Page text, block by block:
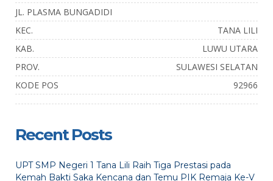
JL. PLASMA BUNGADIDI
KEC.
TANA LILI
KAB.
LUWU UTARA
PROV.
SULAWESI SELATAN
KODE POS
92966
Recent Posts
UPT SMP Negeri 1 Tana Lili Raih Tiga Prestasi pada
Kemah Bakti Saka Kencana dan Temu PIK Remaja Ke-V